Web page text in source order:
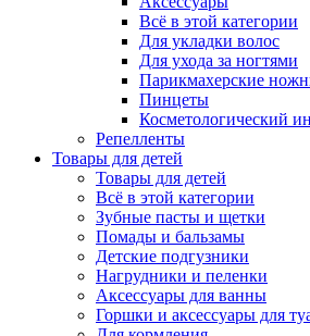
Всё в этой категории
Для укладки волос
Для ухода за ногтями
Парикмахерские
Пинцеты
Косметологический
Репелленты
Товары для детей
Товары для детей
Всё в этой категории
Зубные пасты и щетки
Помады и бальзамы
Детские подгузники
Нагрудники и пеленки
Аксессуары для ванны
Горшки и аксессуары для